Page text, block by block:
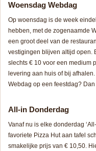
Woensdag Webdag
Op woensdag is de week
hebben, met de zogenaamde
een groot deel van de
vestigingen blijven altijd open.
slechts € 10 voor een medium
levering aan huis of bij
Webdag op een feestdag?
All-in Donderdag
Vanaf nu is elke donderdag
favoriete Pizza Hut aan tafel
smakelijke prijs van € 10,50.